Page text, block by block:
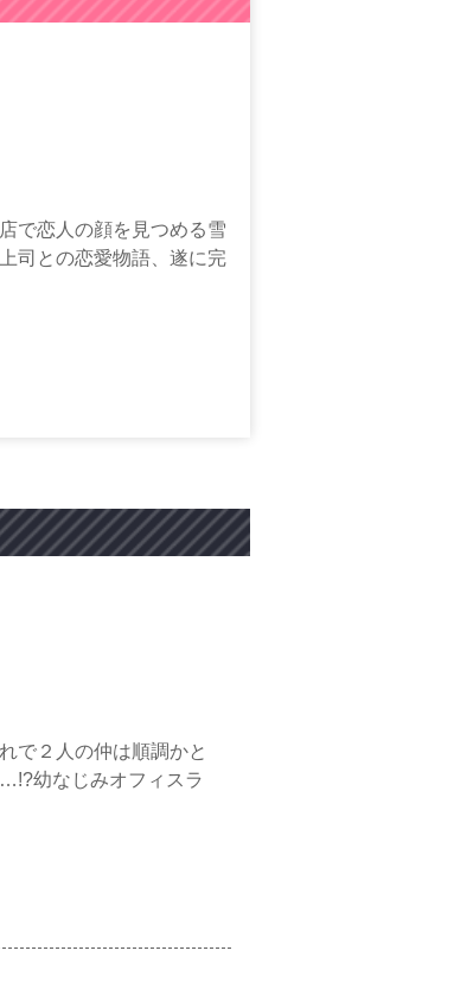
で恋人の顔を見つめる雪
司との恋愛物語、遂に完
で２人の仲は順調かと
幼なじみオフィスラ